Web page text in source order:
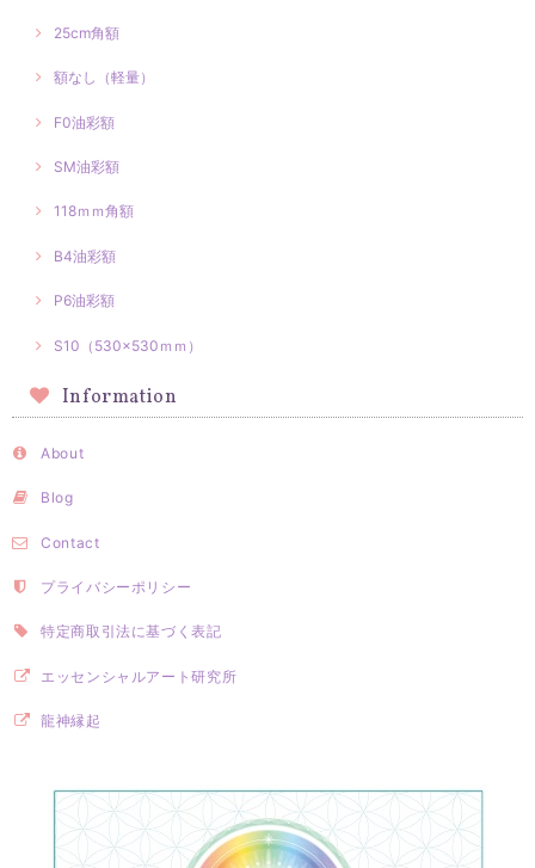
25cm角額
額なし（軽量）
F0油彩額
SM油彩額
118ｍｍ角額
B4油彩額
P6油彩額
S10（530×530ｍｍ）
Information
About
Blog
Contact
プライバシーポリシー
特定商取引法に基づく表記
エッセンシャルアート研究所
龍神縁起